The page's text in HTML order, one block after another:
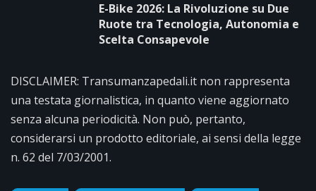
E-Bike 2026: La Rivoluzione su Due
Ruote tra Tecnologia, Autonomia e
Scelta Consapevole
DISCLAIMER: Transumanzapedali.it non rappresenta
una testata giornalistica, in quanto viene aggiornato
senza alcuna periodicità. Non può, pertanto,
considerarsi un prodotto editoriale, ai sensi della legge
n. 62 del 7/03/2001.